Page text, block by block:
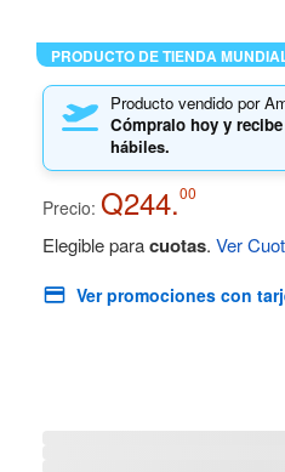
PRODUCTO DE TIENDA
Producto vendido por
Cómpralo hoy y
hábiles.
Precio: Q244.00
Elegible paracuotas. Ver
Ver promociones con